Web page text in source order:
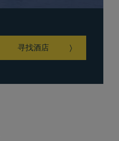
寻找酒店